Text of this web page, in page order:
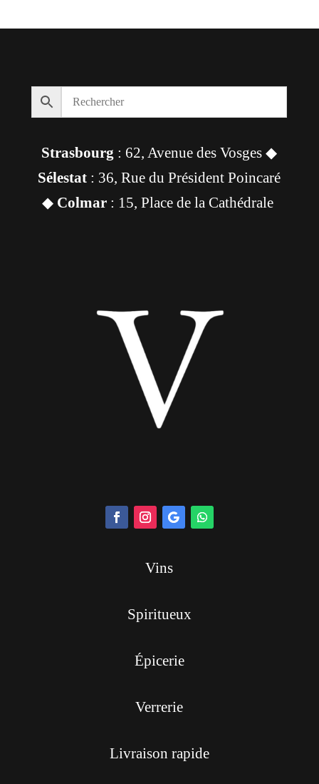
Strasbourg : 62, Avenue des Vosges ◆
Sélestat : 36, Rue du Président Poincaré
◆ Colmar: 15, Place de la Cathédrale
Vins
Spiritueux
Épicerie
Verrerie
Livraison rapide